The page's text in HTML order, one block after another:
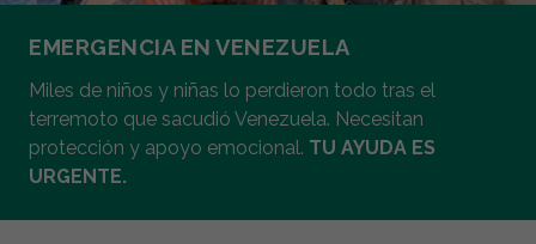
EMERGENCIA EN VENEZUELA
Miles de niños y niñas lo perdieron todo tras el
terremoto que sacudió Venezuela. Necesitan
protección y apoyo emocional. TU AYUDA ES
URGENTE.